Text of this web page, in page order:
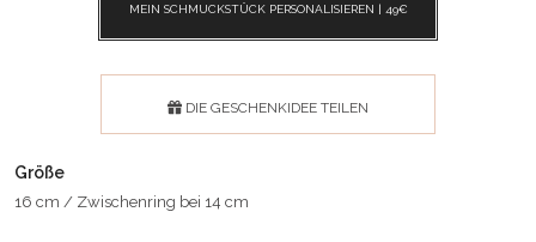
MEIN SCHMUCKSTÜCK PERSONALISIEREN | 49€
DIE GESCHENKIDEE TEILEN
Größe
16 cm / Zwischenring bei 14 cm